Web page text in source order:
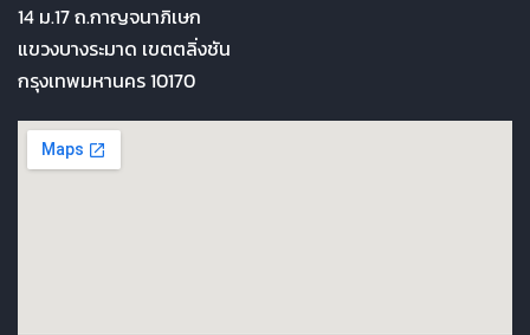
14 ม.17 ถ.กาญจนาภิเษก
แขวงบางระมาด เขตตลิ่งชัน
กรุงเทพมหานคร 10170